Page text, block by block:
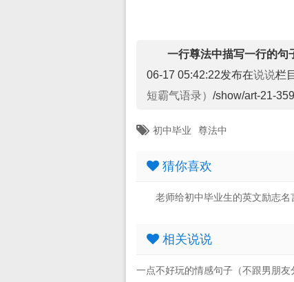
一行尊法中描写一行的句
06-17 05:42:22发布在说说栏
短霸气语录） /show/art-21-
初中毕业 尊法中
猜你喜欢
老师给初中毕业生的英文励志名
相关说说
一点不好玩的情感句子（不跟男朋友